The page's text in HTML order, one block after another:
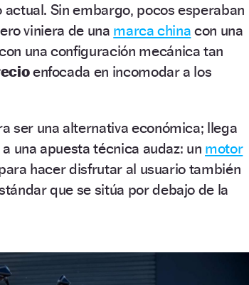
Sin embargo, pocos esperaban
viniera de una marca china con una
una configuración mecánica tan
enfocada en incomodar a los
ser una alternativa económica; llega
una apuesta técnica audaz: un motor
hacer disfrutar al usuario también
que se sitúa por debajo de la